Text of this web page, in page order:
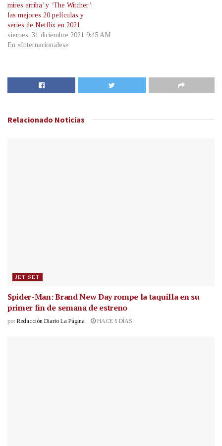
mires arriba’ y ‘The Witcher’:
las mejores 20 películas y
series de Netflix en 2021
viernes, 31 diciembre 2021 9:45 AM
En «Internacionales»
Relacionado Noticias
JET SET
Spider-Man: Brand New Day rompe la taquilla en su
primer fin de semana de estreno
por Redacción Diario La Página HACE 5 DÍAS